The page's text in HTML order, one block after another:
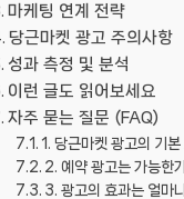
마케팅 연계 전략
당근마켓 광고 주의사항
성과 측정 및 분석
이런 글도 읽어보세요
자주 묻는 질문 (FAQ)
1. 당근마켓 광고의 기
2. 예약 광고는 가능한
3. 광고의 효과는 얼마